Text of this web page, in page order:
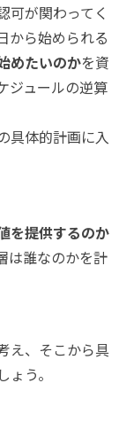
可が関わってく
から始められる
めたいのかを資
ジュールの逆算
具体的計画に入
を提供するのか
は誰なのかを計
え、そこから具
う。